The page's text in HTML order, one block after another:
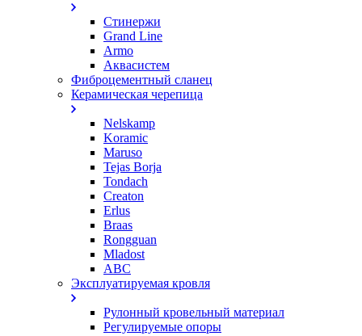
Стинержи
Grand Line
Armo
Аквасистем
Фиброцементный сланец
Керамическая черепица
Nelskamp
Koramic
Maruso
Tejas Borja
Tondach
Creaton
Erlus
Braas
Rongguan
Mladost
ABC
Эксплуатируемая кровля
Рулонный кровельный материал
Регулируемые опоры